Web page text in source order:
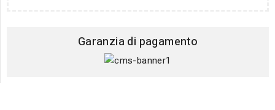
Garanzia di pagamento